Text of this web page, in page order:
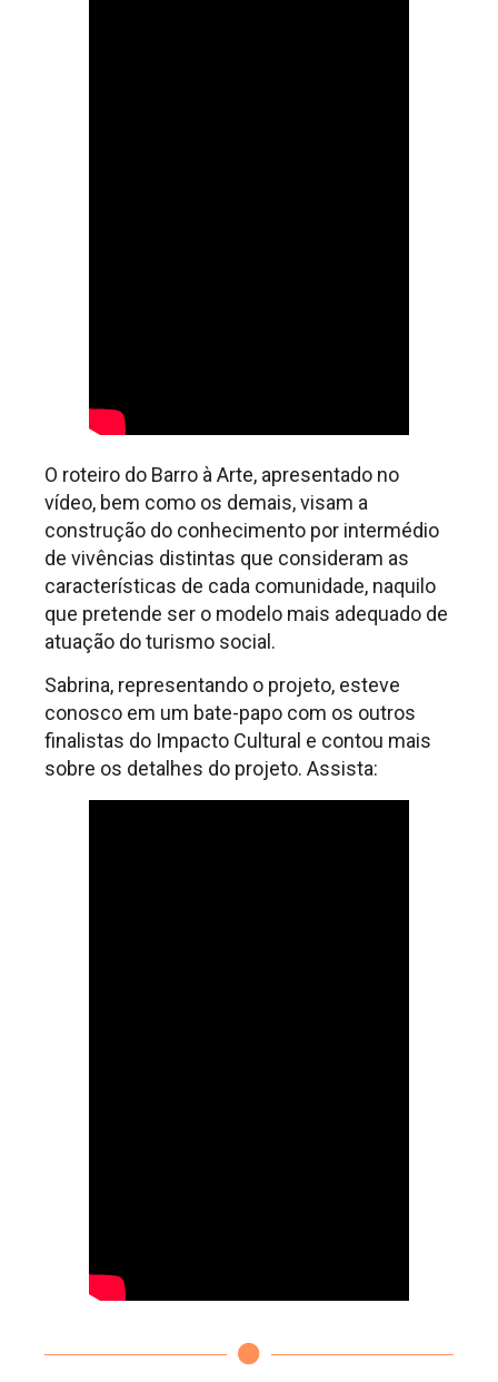
O roteiro do Barro à Arte, apresentado no
vídeo, bem como os demais, visam a
construção do conhecimento por intermédio
de vivências distintas que consideram as
características de cada comunidade, naquilo
que pretende ser o modelo mais adequado de
atuação do turismo social.
Sabrina, representando o projeto, esteve
conosco em um bate-papo com os outros
finalistas do Impacto Cultural e contou mais
sobre os detalhes do projeto. Assista: